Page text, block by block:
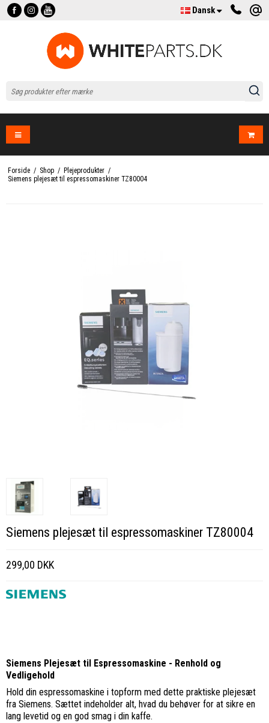
Dansk
Forside / Shop / Plejeprodukter /
Siemens plejesæt til espressomaskiner TZ80004
Siemens plejesæt til espressomaskiner TZ80004
299,00 DKK
Siemens Plejesæt til Espressomaskine - Renhold og
Vedligehold
Hold din espressomaskine i topform med dette praktiske plejesæt
fra Siemens. Sættet indeholder alt, hvad du behøver for at sikre en
lang levetid og en god smag i din kaffe.